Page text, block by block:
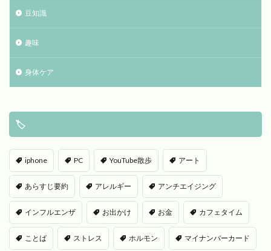
豆知識
趣味
身体ケア
🏷
iphone PC YouTube散歩 アート
あらすじ要約 アレルギー アンチエイジング
インフルエンザ お出かけ お金 カフェタイム
ことば ストレス ホルモン マイナンバーカード